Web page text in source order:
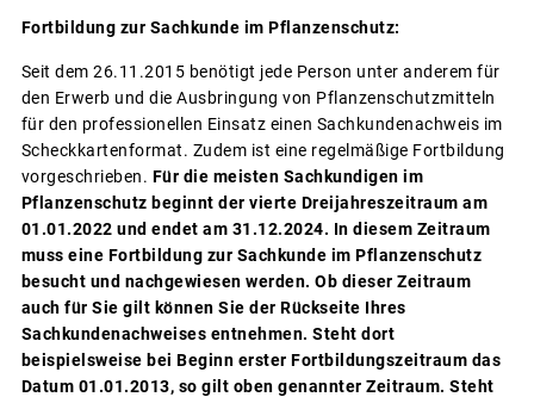
Fortbildung zur Sachkunde im Pflanzenschutz:
Seit dem 26.11.2015 benötigt jede Person unter anderem für
den Erwerb und die Ausbringung von Pflanzenschutzmitteln
für den professionellen Einsatz einen Sachkundenachweis im
Scheckkartenformat. Zudem ist eine regelmäßige Fortbildung
vorgeschrieben. Für die meisten Sachkundigen im
Pflanzenschutz beginnt der vierte Dreijahreszeitraum am
01.01.2022 und endet am 31.12.2024. In diesem Zeitraum
muss eine Fortbildung zur Sachkunde im Pflanzenschutz
besucht und nachgewiesen werden. Ob dieser Zeitraum
auch für Sie gilt können Sie der Rückseite Ihres
Sachkundenachweises entnehmen. Steht dort
beispielsweise bei Beginn erster Fortbildungszeitraum das
Datum 01.01.2013, so gilt oben genannter Zeitraum. Steht